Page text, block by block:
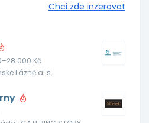
Chci zde inzerovat
000 Kč
Lázně a. s.